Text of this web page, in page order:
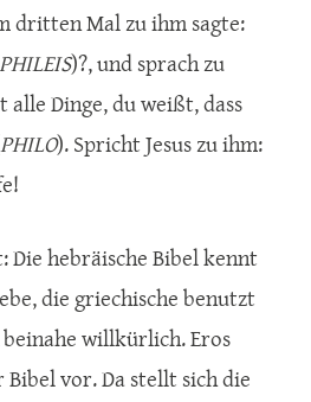
dritten Mal zu ihm sagte:
PHILEIS)?, und sprach zu
Dinge, du weißt, dass
PHILO). Spricht Jesus zu ihm:
Die hebräische Bibel kennt
die griechische benutzt
willkürlich. Eros
vor. Da stellt sich die